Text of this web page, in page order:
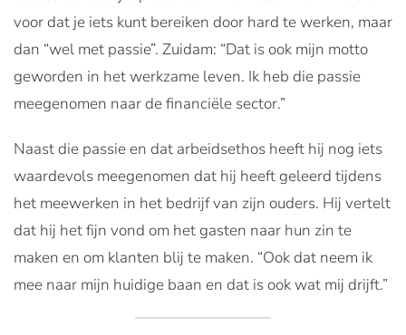
voor dat je iets kunt bereiken door hard te werken, maar
dan “wel met passie”. Zuidam: “Dat is ook mijn motto
geworden in het werkzame leven. Ik heb die passie
meegenomen naar de financiële sector.”
Naast die passie en dat arbeidsethos heeft hij nog iets
waardevols meegenomen dat hij heeft geleerd tijdens
het meewerken in het bedrijf van zijn ouders. Hij vertelt
dat hij het fijn vond om het gasten naar hun zin te
maken en om klanten blij te maken. “Ook dat neem ik
mee naar mijn huidige baan en dat is ook wat mij drijft.”